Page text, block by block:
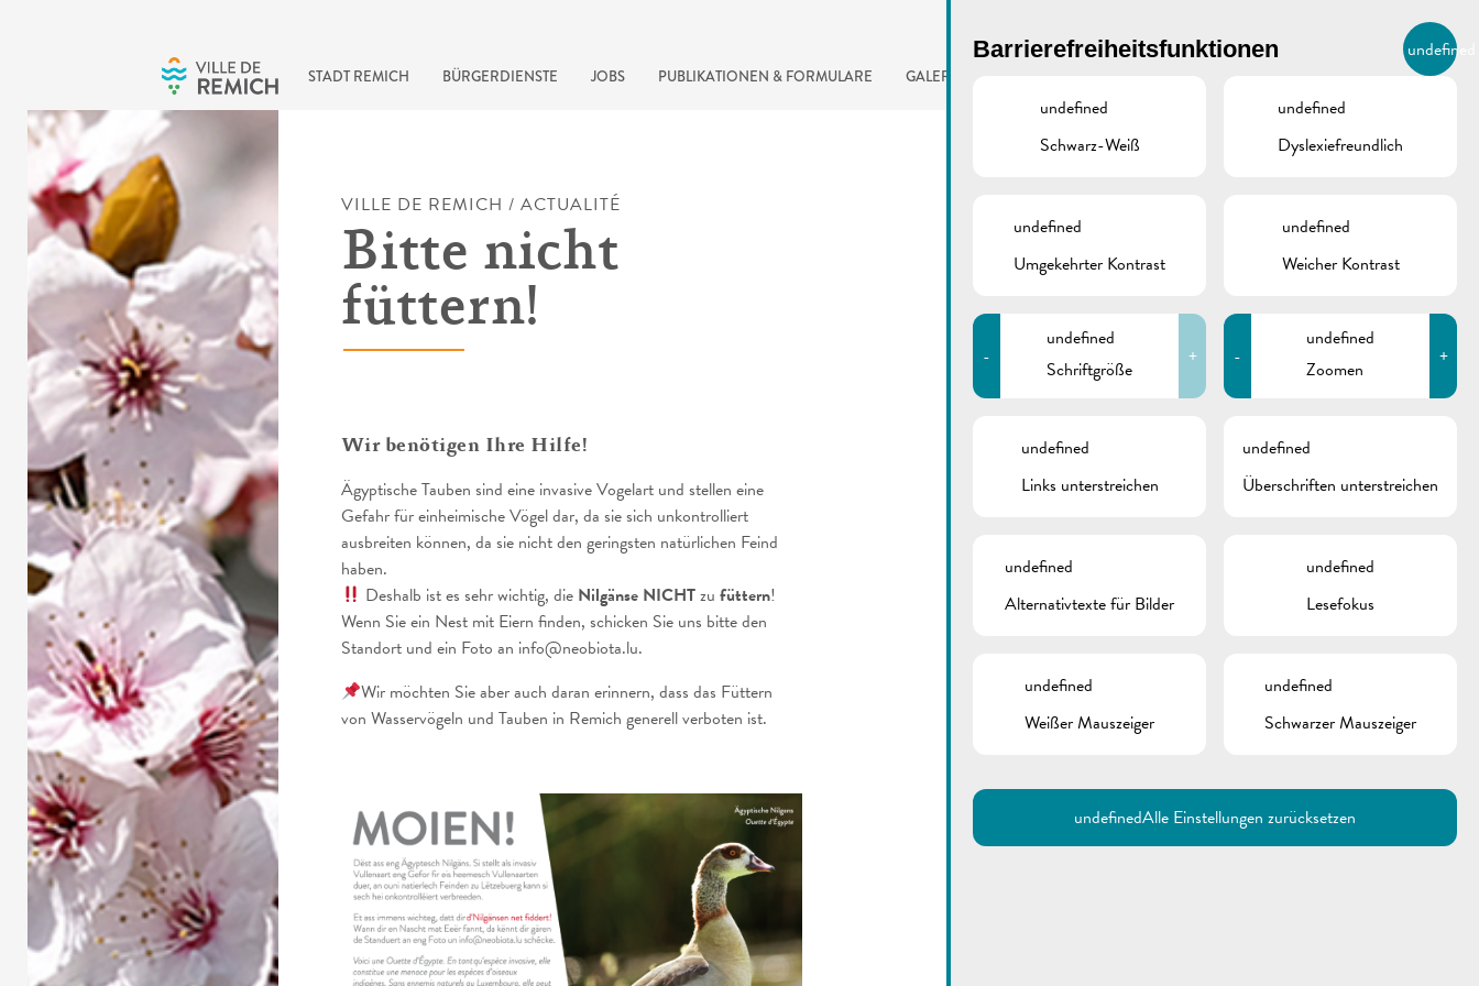
STADT REMICH BÜRGERDIENSTE JOBS PUBLIKATIONEN & FORMULARE GALERIE DE
BIERGER.REMICH.LU
VILLE DE REMICH / ACTUALITÉ
Bitte nicht
füttern!
Wir benötigen Ihre Hilfe!
Ägyptische Tauben sind eine invasive Vogelart und stellen eine
Gefahr für einheimische Vögel dar, da sie sich unkontrolliert
ausbreiten können, da sie nicht den geringsten natürlichen Feind
haben.
Deshalb ist es sehr wichtig, die Nilgänse NICHTzu füttern!
Wenn Sie ein Nest mit Eiern finden, schicken Sie uns bitte den
Standort und ein Foto an info@neobiota.lu.
Wir möchten Sie aber auch daran erinnern, dass das Füttern
von Wasservögeln und Tauben in Remich generell verboten ist.
Barrierefreiheitsfunktionen undefined
undefined
Schwarz-Weiß
undefined
Dyslexiefreundlich
undefined
Umgekehrter Kontrast
undefined
Weicher Kontrast
-
undefined
Schriftgröße
+ -
undefined
Zoomen
+
undefined
Links unterstreichen
undefined
Überschriften unterstreichen
undefined
Alternativtexte für Bilder
undefined
Lesefokus
undefined
Weißer Mauszeiger
undefined
Schwarzer Mauszeiger
undefinedAlle Einstellungen zurücksetzen